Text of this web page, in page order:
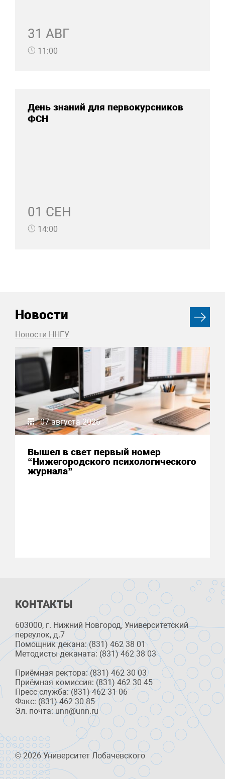
31 АВГ
11:00
День знаний для первокурсников
ФСН
01 СЕН
14:00
Новости
Новости ННГУ
07 августа 2026
Вышел в свет первый номер
“Нижегородского психологического
журнала”
КОНТАКТЫ
603000, г. Нижний Новгород, Университетский
переулок, д.7
Помощник декана: (831) 462 38 01
Методисты деканата: (831) 462 38 03
Приёмная ректора: (831) 462 30 03
Приёмная комиссия: (831) 462 30 45
Пресс-служба: (831) 462 31 06
Факс: (831) 462 30 85
Эл. почта: unn@unn.ru
© 2026 Университет Лобачевского